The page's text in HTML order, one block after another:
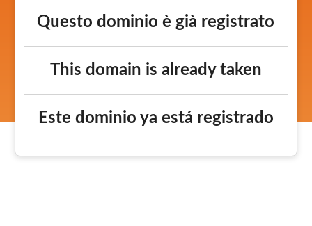
Questo dominio è già registrato
This domain is already taken
Este dominio ya está registrado